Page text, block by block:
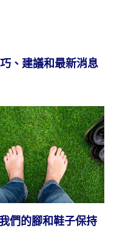
、建議和最新消息
們的腳和鞋子保持